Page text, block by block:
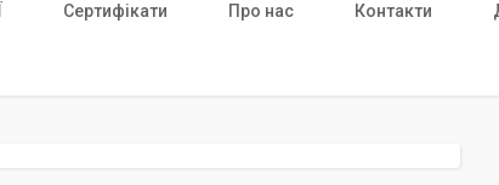
Сертифікати Про нас Контакти